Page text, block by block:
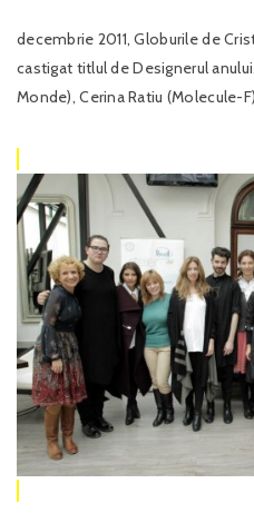
decembrie 2011, Globurile de
castigat titlul de Designerul
Monde), Cerina Ratiu (Molecule-